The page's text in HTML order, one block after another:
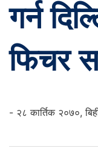
गर्न
फिचर
- २८ कार्तिक २०७०,